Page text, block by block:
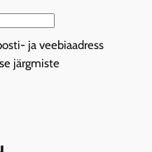
ja veebiaadress
järgmiste